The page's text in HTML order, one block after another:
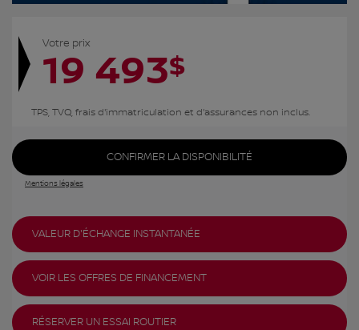
Votre prix
19 493$
TPS, TVQ, frais d'immatriculation et d'assurances non inclus.
CONFIRMER LA DISPONIBILITÉ
Mentions légales
VALEUR D'ÉCHANGE INSTANTANÉE
VOIR LES OFFRES DE FINANCEMENT
RÉSERVER UN ESSAI ROUTIER